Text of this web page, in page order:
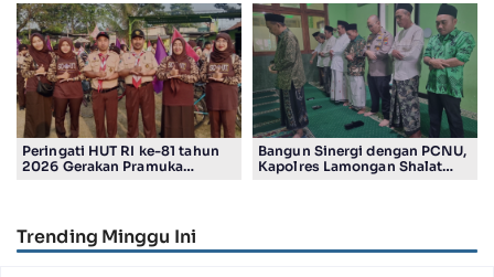
Smelting
Peringati HUT RI ke-81 tahun
2026 Gerakan Pramuka
Bangun Sinergi dengan PCNU,
Kapolres Lamongan Shalat
Trending Minggu Ini